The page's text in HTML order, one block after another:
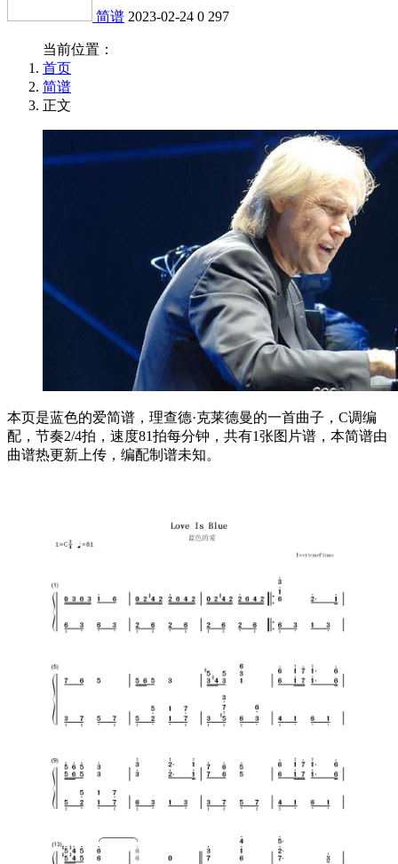
简谱 2023-02-24 0 297
当前位置：
首页
简谱
正文
本页是蓝色的爱简谱，理查德·克莱德曼的一首曲子，C调编
配，节奏2/4拍，速度81拍每分钟，共有1张图片谱，本简谱由
曲谱热更新上传，编配制谱未知。